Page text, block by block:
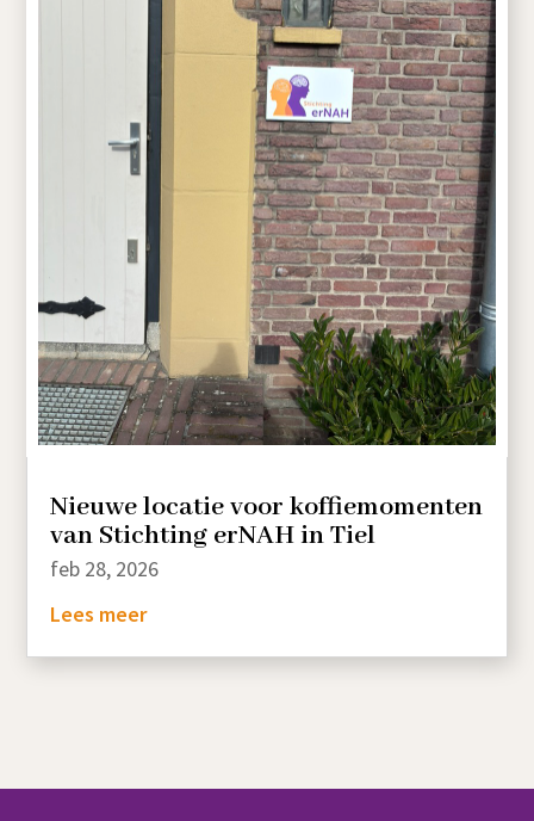
Nieuwe locatie voor koffiemomenten
van Stichting erNAH in Tiel
feb 28, 2026
Lees meer